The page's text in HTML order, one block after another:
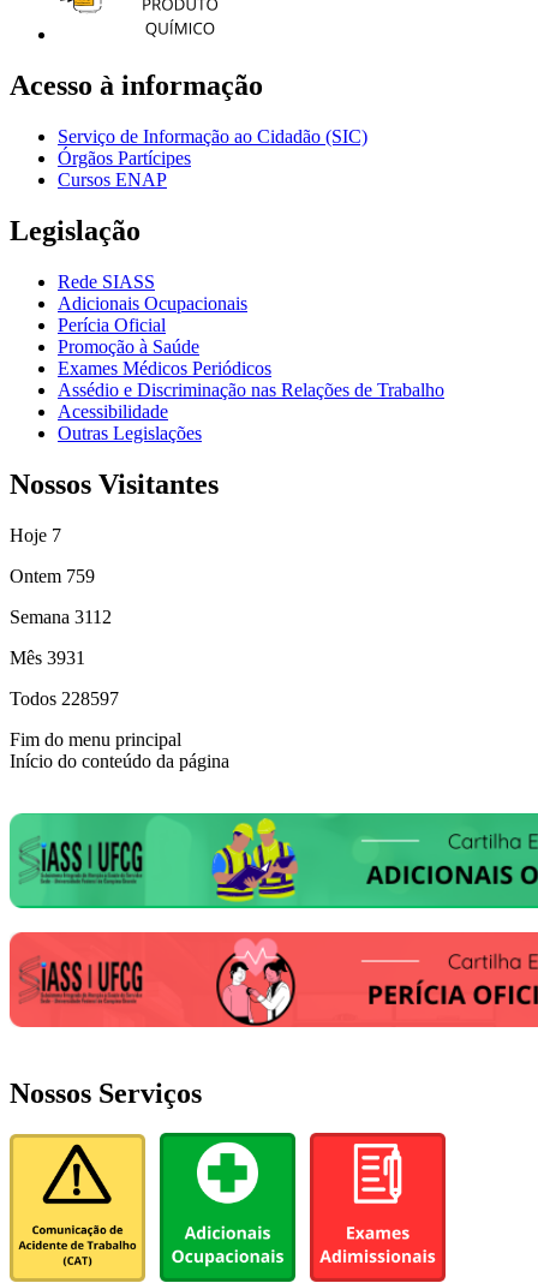
Acesso à informação
Serviço de Informação ao Cidadão (SIC)
Órgãos Partícipes
Cursos ENAP
Legislação
Rede SIASS
Adicionais Ocupacionais
Perícia Oficial
Promoção à Saúde
Exames Médicos Periódicos
Assédio e Discriminação nas Relações de Trabalho
Acessibilidade
Outras Legislações
Nossos Visitantes
Hoje 7
Ontem 759
Semana 3112
Mês 3931
Todos 228597
Fim do menu principal
Início do conteúdo da página
Nossos Serviços